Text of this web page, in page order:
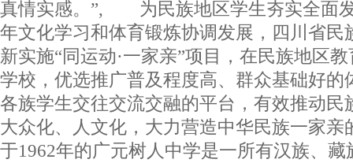
真情实感。”, 为民族地区学生夯实全面
年文化学习和体育锻炼协调发展，四川省民
新实施“同运动·一家亲”项目，在民族地区
学校，优选推广普及程度高、群众基础好的
各族学生交往交流交融的平台，有效推动民
大众化、人文化，大力营造中华民族一
于1962年的广元树人中学是一所有汉族、